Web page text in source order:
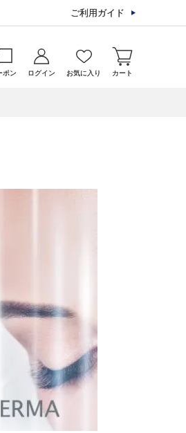
ご利用ガイド
ポン ログイン お気に入り カート